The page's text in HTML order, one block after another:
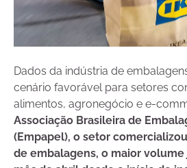
Dados da indústria de
cenário favorável para setores
alimentos, agronegócio e e-
Associação Brasileira de
(Empapel), o setor
de embalagens, o maior